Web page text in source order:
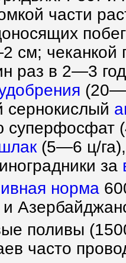
части
см;
раз в 2—3
сернокислый
(5—6 ц/
за
норма
поливы
часто